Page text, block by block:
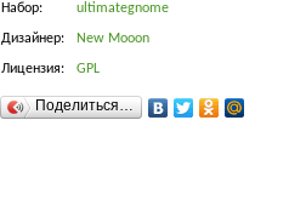
Набор: ultimategnome
Дизайнер: New Mooon
Лицензия: GPL
Поделиться…